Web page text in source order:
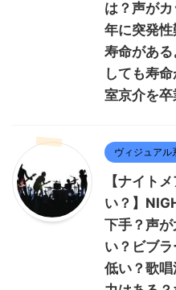
は？声が
年に突発
寿命があ
しても寿
室京介を
ヴィジュアル
【ナイト
い？】
下手？声
い？ビブ
低い？歌